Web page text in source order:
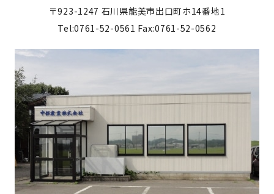
〒923-1247 石川県能美市出口町ホ14番地1
Tel:0761-52-0561 Fax:0761-52-0562